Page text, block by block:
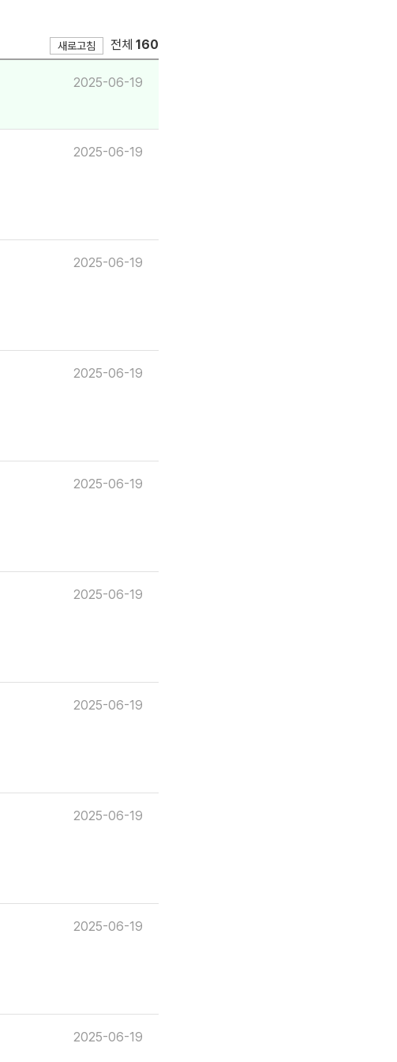
새로고침 전체 160
2025-06-19
2025-06-19
2025-06-19
2025-06-19
2025-06-19
2025-06-19
2025-06-19
2025-06-19
2025-06-19
2025-06-19